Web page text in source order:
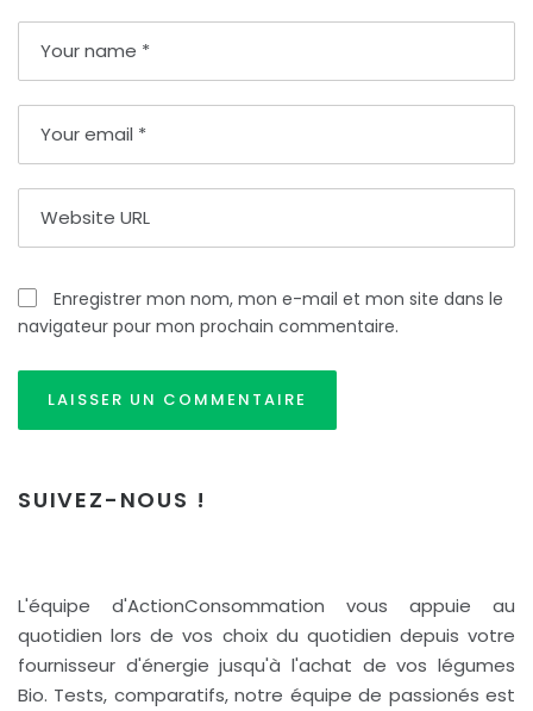
Enregistrer mon nom, mon e-mail et mon site dans le
navigateur pour mon prochain commentaire.
SUIVEZ-NOUS !
L'équipe d'ActionConsommation vous appuie au
quotidien lors de vos choix du quotidien depuis votre
fournisseur d'énergie jusqu'à l'achat de vos légumes
Bio. Tests, comparatifs, notre équipe de passionés est